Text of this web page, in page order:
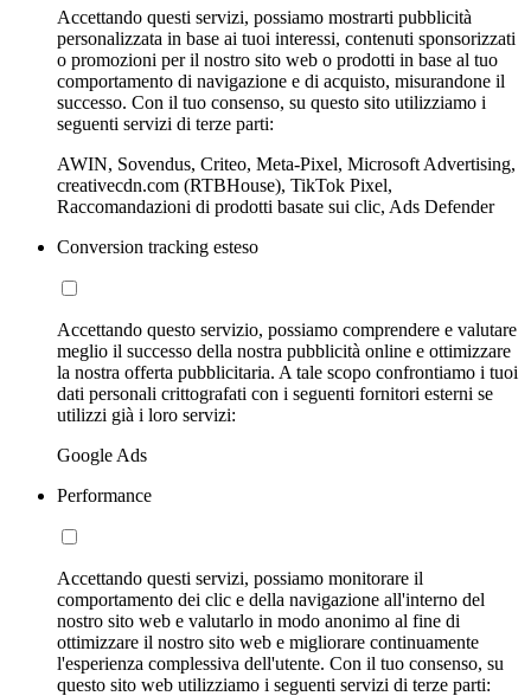
Accettando questi servizi, possiamo mostrarti pubblicità
personalizzata in base ai tuoi interessi, contenuti sponsorizzati
o promozioni per il nostro sito web o prodotti in base al tuo
comportamento di navigazione e di acquisto, misurandone il
successo. Con il tuo consenso, su questo sito utilizziamo i
seguenti servizi di terze parti:
AWIN, Sovendus, Criteo, Meta-Pixel, Microsoft Advertising,
creativecdn.com (RTBHouse), TikTok Pixel,
Raccomandazioni di prodotti basate sui clic, Ads Defender
Conversion tracking esteso
Accettando questo servizio, possiamo comprendere e valutare
meglio il successo della nostra pubblicità online e ottimizzare
la nostra offerta pubblicitaria. A tale scopo confrontiamo i tuoi
dati personali crittografati con i seguenti fornitori esterni se
utilizzi già i loro servizi:
Google Ads
Performance
Accettando questi servizi, possiamo monitorare il
comportamento dei clic e della navigazione all'interno del
nostro sito web e valutarlo in modo anonimo al fine di
ottimizzare il nostro sito web e migliorare continuamente
l'esperienza complessiva dell'utente. Con il tuo consenso, su
questo sito web utilizziamo i seguenti servizi di terze parti: